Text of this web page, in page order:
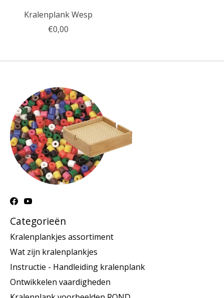
Kralenplank Wesp
€0,00
Categorieën
Kralenplankjes assortiment
Wat zijn kralenplankjes
Instructie - Handleiding kralenplank
Ontwikkelen vaardigheden